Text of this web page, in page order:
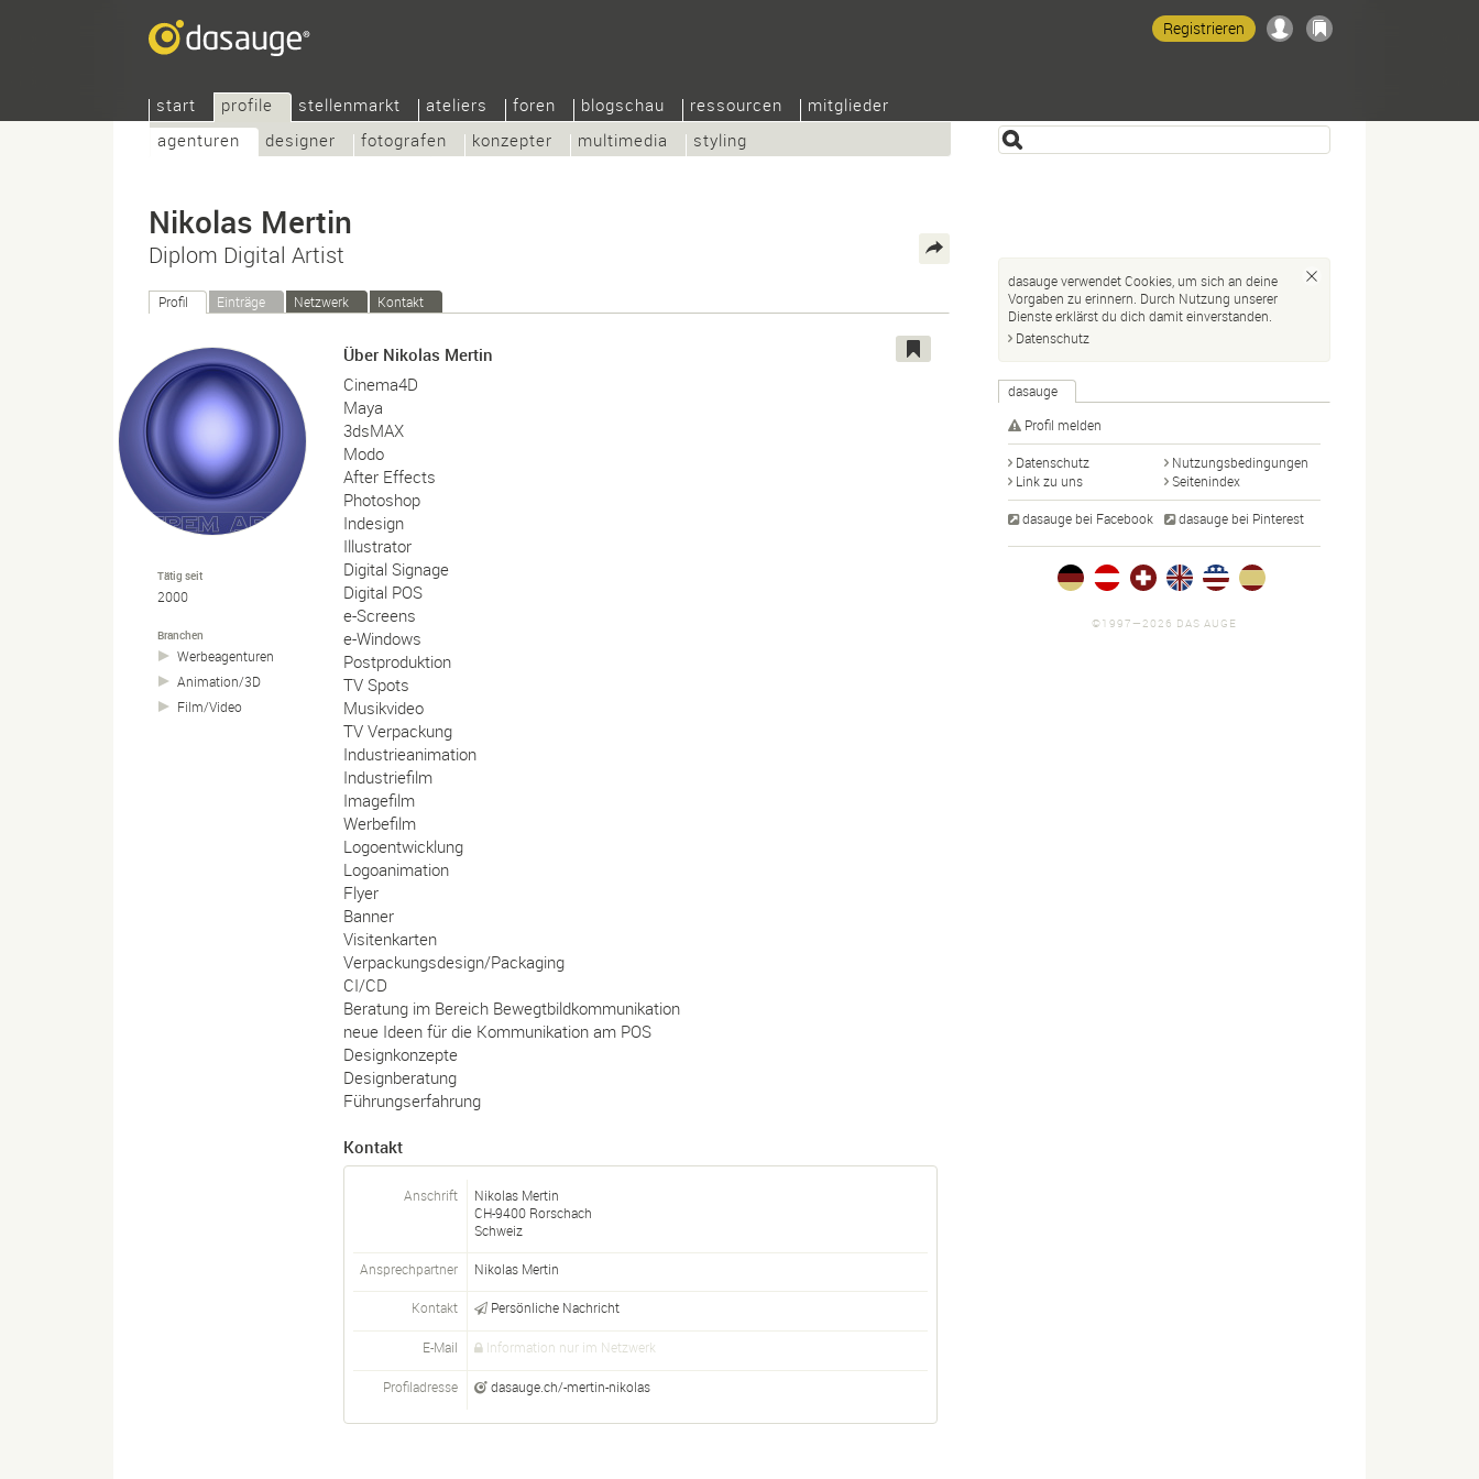
start
profile
agenturen
designer fotografen konzepter multimedia styling
stellenmarkt ateliers foren blogschau ressourcen mitglieder
Registrieren
Nikolas Mertin
Diplom Digital Artist
Profil Einträge Netzwerk Kontakt
Tätig seit
2000
Branchen
Werbeagenturen
Animation/3D
Film/Video
Über Nikolas Mertin
Cinema4D
Maya
3dsMAX
Modo
After Effects
Photoshop
Indesign
Illustrator
Digital Signage
Digital POS
e-Screens
e-Windows
Postproduktion
TV Spots
Musikvideo
TV Verpackung
Industrieanimation
Industriefilm
Imagefilm
Werbefilm
Logoentwicklung
Logoanimation
Flyer
Banner
Visitenkarten
Verpackungsdesign/Packaging
CI/CD
Beratung im Bereich Bewegtbildkommunikation
neue Ideen für die Kommunikation am POS
Designkonzepte
Designberatung
Führungserfahrung
Kontakt
Anschrift
Nikolas Mertin
CH-9400 Rorschach
Schweiz
Ansprechpartner Nikolas Mertin
Kontakt Persönliche Nachricht
E-Mail Information nur im Netzwerk
Profiladresse dasauge.ch/-mertin-nikolas
dasauge verwendet Cookies, um sich an deine
Vorgaben zu erinnern. Durch Nutzung unserer
Dienste erklärst du dich damit einverstanden.
Datenschutz
dasauge
Profil melden
Datenschutz
Nutzungsbedingungen
Link zu uns
Seitenindex
dasauge bei Facebook dasauge bei Pinterest
©1997—2026 DAS AUGE